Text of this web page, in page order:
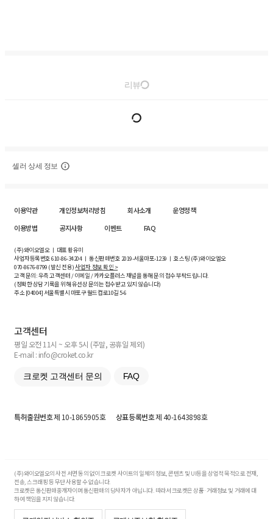
리뷰
셀러 상세 정보
이용약관 개인정보처리방침 회사소개
운영정책
이용방법
공지사항 이벤트 FAQ
(주)와이오엘오 ㅣ 대표 황유미
사업자등록번호610-86-34204ㅣ 통신판매번호 2019-서울마포-1239 ㅣ 호스팅 (주)와이오엘오
070-8676-8799 (발신 전용)사업자 정보 확인 >
고객 문의: 우측 고객센터 / 이메일 / 카카오플러스 채널을 통해 문의 접수 부탁드립니다.
(정확한 상담 기록을 위해 유선상 문의는 접수받고 있지 않습니다)
주소 [04004] 서울특별시 마포구 월드컵로10길5-6
고객센터
평일 오전 11시 ~ 오후 5시 (주말, 공휴일 제외)
E-mail : info@croket.co.kr
크로켓 고객센터 문의 FAQ
특허출원번호제 10-1865905호 상표등록번호제 40-1643898호
(주)와이오엘오의 사전 서면 동의 없이 크로켓 사이트의 일체의 정보, 콘텐츠 및 UI등을 상업적 목적으로 전재,
전송, 스크래핑 등 무단 사용할 수 없습니다.
크로켓은 통신판매중개자이며 통신판매의 당사자가 아닙니다. 따라서 크로켓은 상품·거래정보 및 거래에 대
하여 책임을 지지 않습니다.